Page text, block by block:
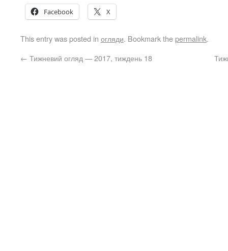
Facebook X
This entry was posted in огляди. Bookmark thepermalink.
← Тижневий огляд — 2017, тиждень 18